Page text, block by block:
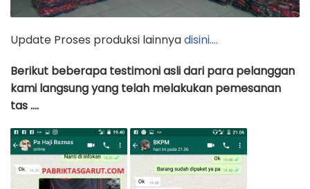
Update Proses produksi lainnyadisini….
Berikut beberapa testimoni asli dari para pelanggan
kami langsung yang telah melakukan pemesanan
tas ….